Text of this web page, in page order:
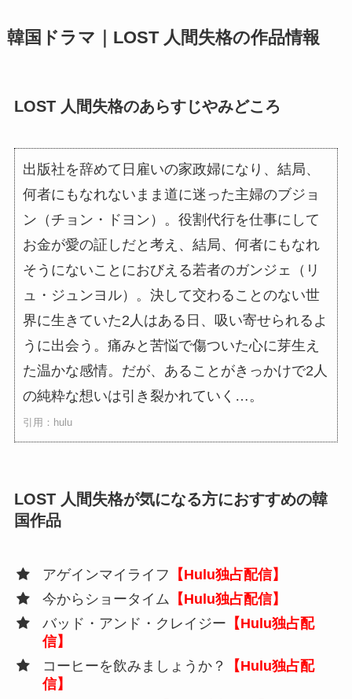
韓国ドラマ｜LOST 人間失格の作品情報
LOST 人間失格のあらすじやみどころ
出版社を辞めて日雇いの家政婦になり、結局、
何者にもなれないまま道に迷った主婦のブジョ
ン（チョン・ドヨン）。役割代行を仕事にして
お金が愛の証しだと考え、結局、何者にもなれ
そうにないことにおびえる若者のガンジェ（リ
ュ・ジュンヨル）。決して交わることのない世
界に生きていた2人はある日、吸い寄せられるよ
うに出会う。痛みと苦悩で傷ついた心に芽生え
た温かな感情。だが、あることがきっかけで2人
の純粋な想いは引き裂かれていく…。
引用：hulu
LOST 人間失格が気になる方におすすめの韓
国作品
アゲインマイライフ 【Hulu独占配信】
今からショータイム 【Hulu独占配信】
バッド・アンド・クレイジー 【Hulu独占配
信】
コーヒーを飲みましょうか？
【Hulu独占配
信】